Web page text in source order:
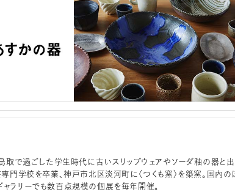
取で過ごした学生時代に古いスリップウェアやソーダ釉の器と出
門学校を卒業、神戸市北区淡河町に〈つくも窯〉を築窯。国内の
ャラリーでも数百点規模の個展を毎年開催。